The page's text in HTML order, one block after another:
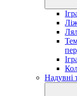
Надувні